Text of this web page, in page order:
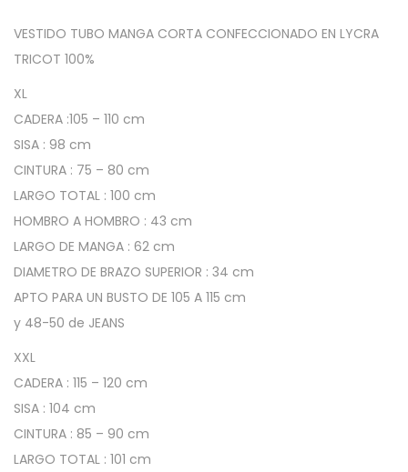
o
B
é
n
M
a
n
g
a
L
g
a
-
T
VESTIDO TUBO MANGA CORTA CONFECCIONADO EN LYCRA
TRICOT 100%
XL
CADERA :105 – 110 cm
SISA : 98 cm
CINTURA : 75 – 80 cm
LARGO TOTAL : 100 cm
HOMBRO A HOMBRO : 43 cm
LARGO DE MANGA : 62 cm
DIAMETRO DE BRAZO SUPERIOR : 34 cm
APTO PARA UN BUSTO DE 105 A 115 cm
y 48-50 de JEANS
XXL
CADERA : 115 – 120 cm
SISA : 104 cm
CINTURA : 85 – 90 cm
LARGO TOTAL : 101 cm